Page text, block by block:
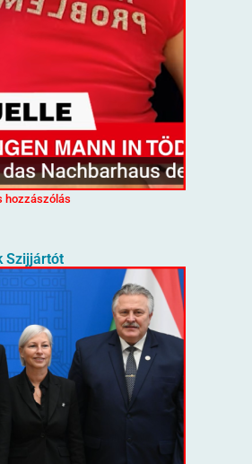
hozzászólás
Szijjártót